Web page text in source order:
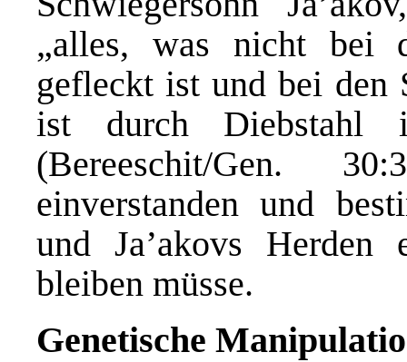
„alles, was nicht bei
gefleckt ist und bei den
ist durch Diebstahl
(Bereeschit/Gen.
einverstanden und
und Ja’akovs
bleiben müsse.
Genetische